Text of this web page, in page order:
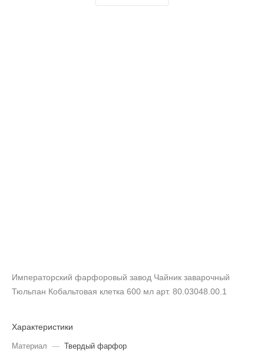
Императорский фарфоровый завод Чайник заварочный
Тюльпан Кобальтовая клетка 600 мл арт. 80.03048.00.1
Характеристики
Материал — Твердый фарфор